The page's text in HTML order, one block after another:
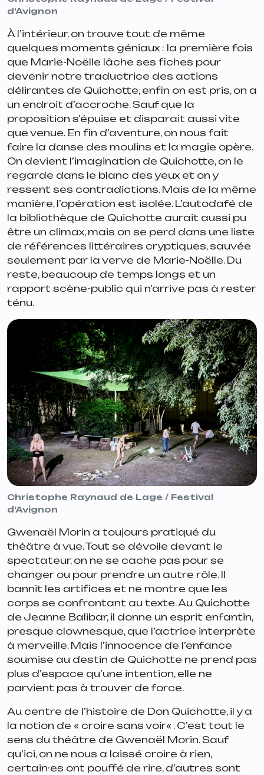
d’Avignon
À l’intérieur, on trouve tout de même
quelques moments géniaux : la première fois
que Marie-Noëlle lâche ses fiches pour
devenir notre traductrice des actions
délirantes de Quichotte, enfin on est pris, on a
un endroit d’accroche. Sauf que la
proposition s’épuise et disparait aussi vite
que venue. En fin d’aventure, on nous fait
faire la danse des moulins et la magie opère.
On devient l’imagination de Quichotte, on le
regarde dans le blanc des yeux et on y
ressent ses contradictions. Mais de la même
manière, l’opération est isolée. L’autodafé de
la bibliothèque de Quichotte aurait aussi pu
être un climax, mais on se perd dans une liste
de références littéraires cryptiques, sauvée
seulement par la verve de Marie-Noëlle. Du
reste, beaucoup de temps longs et un
rapport scène-public qui n’arrive pas à rester
ténu.
Christophe Raynaud de Lage / Festival
d’Avignon
Gwenaël Morin a toujours pratiqué du
théâtre à vue. Tout se dévoile devant le
spectateur, on ne se cache pas pour se
changer ou pour prendre un autre rôle. Il
bannit les artifices et ne montre que les
corps se confrontant au texte. Au Quichotte
de Jeanne Balibar, il donne un esprit enfantin,
presque clownesque, que l’actrice interprète
à merveille. Mais l’innocence de l’enfance
soumise au destin de Quichotte ne prend pas
plus d’espace qu’une intention, elle ne
parvient pas à trouver de force.
Au centre de l’histoire de Don Quichotte, il y a
la notion de « croire sans voir« . C’est tout le
sens du théâtre de Gwenaël Morin. Sauf
qu’ici, on ne nous a laissé croire à rien,
certain·es ont pouffé de rire, d’autres sont